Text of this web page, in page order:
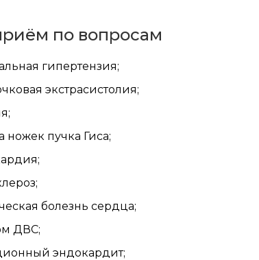
по вопросам
гипертензия;
экстрасистолия;
ножек пучка Гиса;
болезнь сердца;
ДВС;
эндокардит;